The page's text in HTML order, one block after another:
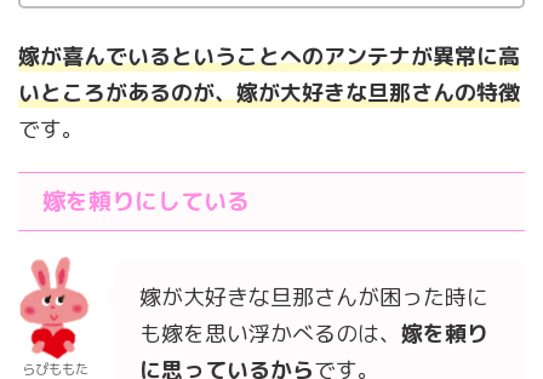
嫁が喜んでいるということへのアンテナが異常に高
いところがあるのが、嫁が大好きな旦那さんの特徴
です。
嫁を頼りにしている
らぴももた
嫁が大好きな旦那さんが困った時に
も嫁を思い浮かべるのは、 嫁を頼り
に思っているからです。